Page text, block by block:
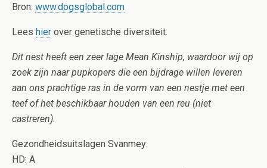
Bron: www.dogsglobal.com
Lees hier over genetische diversiteit.
Dit nest heeft een zeer lage Mean Kinship, waardoor wij op
zoek zijn naar pupkopers die een bijdrage willen leveren
aan ons prachtige ras in de vorm van een nestje met een
teef of het beschikbaar houden van een reu (niet
castreren).
Gezondheidsuitslagen Svanmey:
HD: A